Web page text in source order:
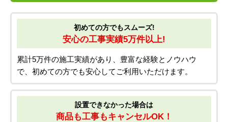
初めての方でもスムーズ!
安心の工事実績5万件以上!
累計5万件の施工実績があり、豊富な経験とノウハウ
で、初めての方でも安心してご利用いただけます。
設置できなかった場合は
商品も工事もキャンセルOK！